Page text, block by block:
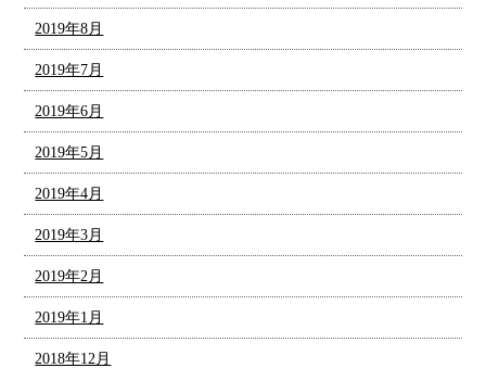
2019年8月
2019年7月
2019年6月
2019年5月
2019年4月
2019年3月
2019年2月
2019年1月
2018年12月